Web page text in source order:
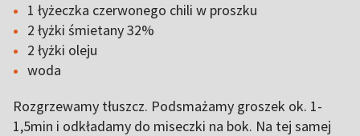
1 łyżeczka czerwonego chili w proszku
2 łyżki śmietany 32%
2 łyżki oleju
woda
Rozgrzewamy tłuszcz. Podsmażamy groszek ok. 1-
1,5min i odkładamy do miseczki na bok. Na tej samej